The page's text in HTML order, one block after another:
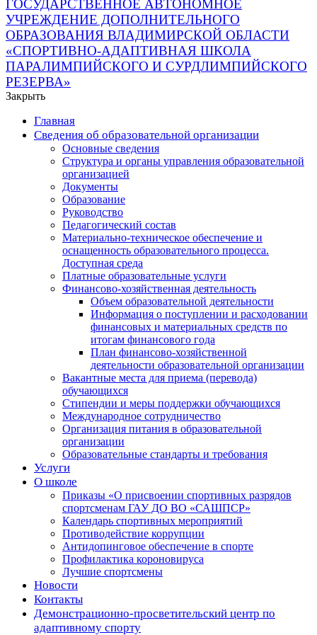
ГОСУДАРСТВЕННОЕ АВТОНОМНОЕ
УЧРЕЖДЕНИЕ ДОПОЛНИТЕЛЬНОГО
ОБРАЗОВАНИЯ ВЛАДИМИРСКОЙ ОБЛАСТИ
«СПОРТИВНО-АДАПТИВНАЯ ШКОЛА
ПАРАЛИМПИЙСКОГО И СУРДЛИМПИЙСКОГО
РЕЗЕРВА»
Закрыть
Главная
Сведения об образовательной организации
Основные сведения
Структура и органы управления образовательной
организацией
Документы
Образование
Руководство
Педагогический состав
Материально-техническое обеспечение и
оснащенность образовательного процесса.
Доступная среда
Платные образовательные услуги
Финансово-хозяйственная деятельность
Объем образовательной деятельности
Информация о поступлении и расходовании
финансовых и материальных средств по
итогам финансового года
План финансово-хозяйственной
деятельности образовательной организации
Вакантные места для приема (перевода)
обучающихся
Стипендии и меры поддержки обучающихся
Международное сотрудничество
Организация питания в образовательной
организации
Образовательные стандарты и требования
Услуги
О школе
Приказы «О присвоении спортивных разрядов
спортсменам ГАУ ДО ВО «САШПСР»
Календарь спортивных мероприятий
Противодействие коррупции
Антидопинговое обеспечение в спорте
Профилактика короновируса
Лучшие спортсмены
Новости
Контакты
Демонстрационно-просветительский центр по
адаптивному спорту